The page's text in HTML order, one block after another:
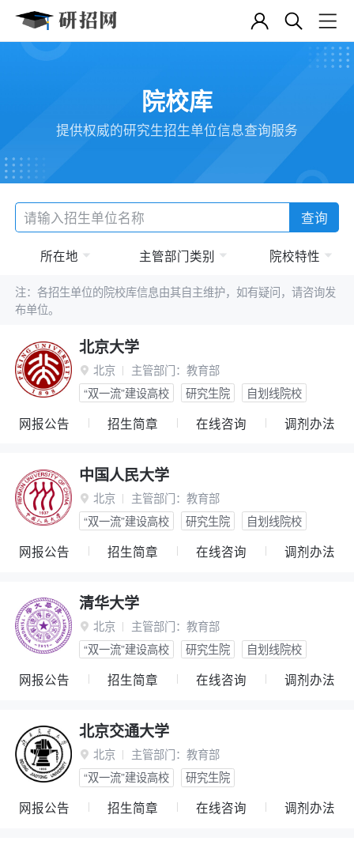
院校库
提供权威的研究生招生单位信息查询服务
查询
所在地 主管部门类别 院校特性
注：各招生单位的院校库信息由其自主维护，如有疑问，请咨询发
布单位。
北京大学
 北京 主管部门： 教育部
“双一流”建设高校
研究生院 自划线院校
网报公告 招生简章 在线咨询 调剂办法
中国人民大学
 北京 主管部门： 教育部
“双一流”建设高校
研究生院 自划线院校
网报公告 招生简章 在线咨询 调剂办法
清华大学
 北京 主管部门： 教育部
“双一流”建设高校
研究生院 自划线院校
网报公告 招生简章 在线咨询 调剂办法
北京交通大学
 北京 主管部门： 教育部
“双一流”建设高校
研究生院
网报公告 招生简章 在线咨询 调剂办法